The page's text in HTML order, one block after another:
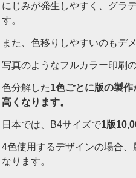
にじみが発生しやすく、グラ
す。
また、色移りしやすいのもデ
写真のようなフルカラー印刷の
色分解した1色ごとに版の製
高くなります。
日本では、B4サイズで1版
4色使用するデザインの場合
なります。